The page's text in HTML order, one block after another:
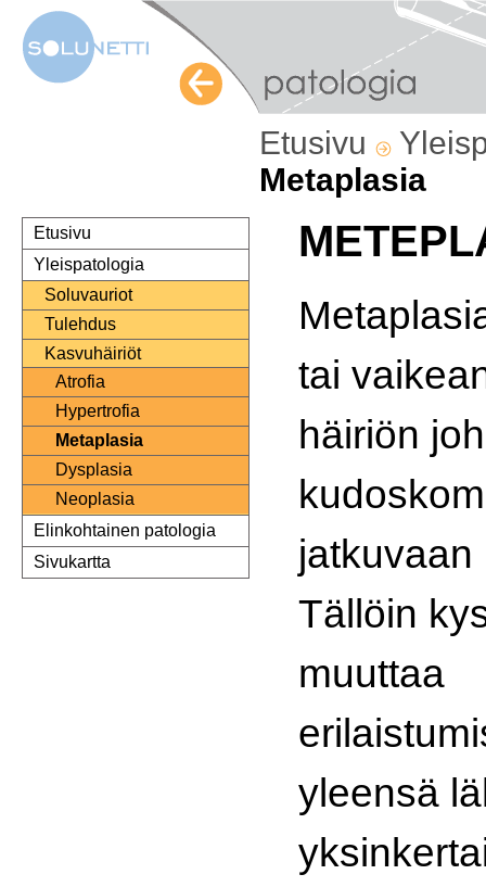
Etusivu
Metaplasia
Etusivu
Yleispatologia
Soluvauriot
Tulehdus
Kasvuhäiriöt
Atrofia
Hypertrofia
Metaplasia
Dysplasia
Neoplasia
Elinkohtainen patologia
Sivukartta
tai
häiriön
jatkuvaan
Tällöin
muuttaa
yleensä